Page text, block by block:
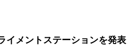
イメントステーションを発